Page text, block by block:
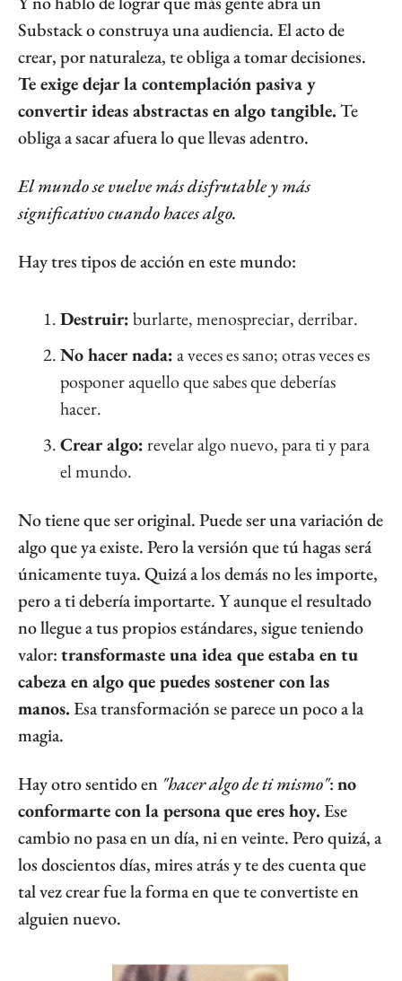
Substack o construya una audiencia. El acto de
Te exige dejar la contemplación pasiva y
convertir ideas abstractas en algo tangible. Te
obliga a sacar afuera lo que llevas adentro.
El mundo se vuelve más disfrutable y más
significativo cuando haces algo.
Hay tres tipos de acción en este mundo:
Destruir: burlarte, menospreciar, derribar.
No hacer nada: a veces es sano; otras veces es
posponer aquello que sabes que deberías
hacer.
Crear algo: revelar algo nuevo, para ti y para
el mundo.
No tiene que ser original. Puede ser una variación de
algo que ya existe. Pero la versión que tú hagas será
únicamente tuya. Quizá a los demás no les importe,
pero a ti debería importarte. Y aunque el resultado
no llegue a tus propios estándares, sigue teniendo
valor: transformaste una idea que estaba en tu
cabeza en algo que puedes sostener con las
manos. Esa transformación se parece un poco a la
magia.
Hay otro sentido en "hacer algo de ti mismo": no
conformarte con la persona que eres hoy. Ese
cambio no pasa en un día, ni en veinte. Pero quizá, a
los doscientos días, mires atrás y te des cuenta que
tal vez crear fue la forma en que te convertiste en
alguien nuevo.